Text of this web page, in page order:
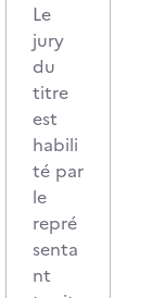
Le
jury
du
titre
est
habili
té par
le
repré
senta
nt